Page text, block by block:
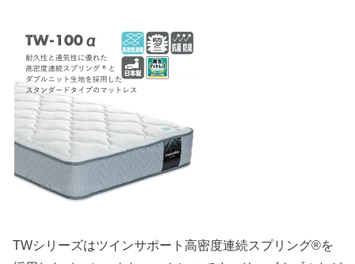
TWシリーズはツインサポート高密度連続スプリング®を